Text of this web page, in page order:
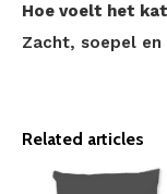
Hoe voelt het
Zacht, soepel
Related articles